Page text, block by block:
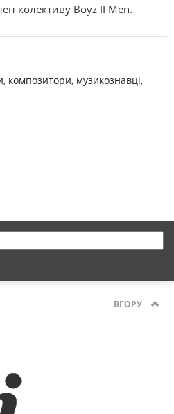
колективу Boyz II Men.
композитори, музикознавці,
ВГОРУ